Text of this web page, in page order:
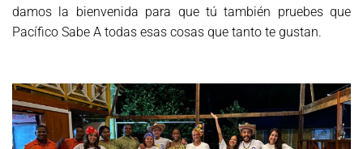
damos la bienvenida para que tú también pruebes que
Pacífico Sabe A todas esas cosas que tanto te gustan.